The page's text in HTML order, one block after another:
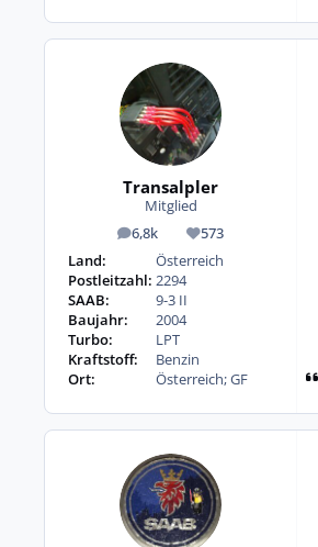
Transalpler
Mitglied
6,8k
Beiträge 573
Reputation
Land:
Österreich
Postleitzahl: 2294
SAAB:
9-3 II
Baujahr:
2004
Turbo:
LPT
Kraftstoff:
Benzin
Ort:
Österreich; GF